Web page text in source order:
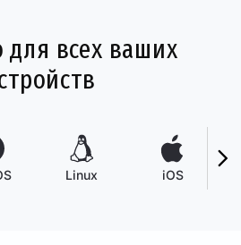
для всех ваших
Linux iOS